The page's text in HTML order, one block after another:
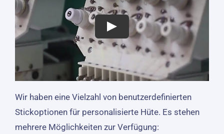
Wir haben eine Vielzahl von benutzerdefinierten
Stickoptionen für personalisierte Hüte. Es stehen
mehrere Möglichkeiten zur Verfügung: